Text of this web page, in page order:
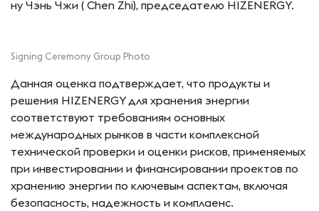
ну Чэнь Чжи ( Chen Zhi), председателю HIZENERGY.
Signing Ceremony Group Photo
Данная оценка подтверждает, что продукты и
решения HIZENERGY для хранения энергии
соответствуют требованиям основных
международных рынков в части комплексной
технической проверки и оценки рисков, применяемых
при инвестировании и финансировании проектов по
хранению энергии по ключевым аспектам, включая
безопасность, надежность и комплаенс.